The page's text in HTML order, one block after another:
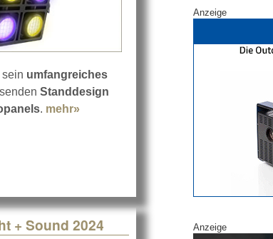
sein umfangreiches
Standdesign
. mehr» about CHAUVET auf der Prolight +
+ Sound 2024
Anzeige
Anzeige